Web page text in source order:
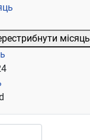
місяць